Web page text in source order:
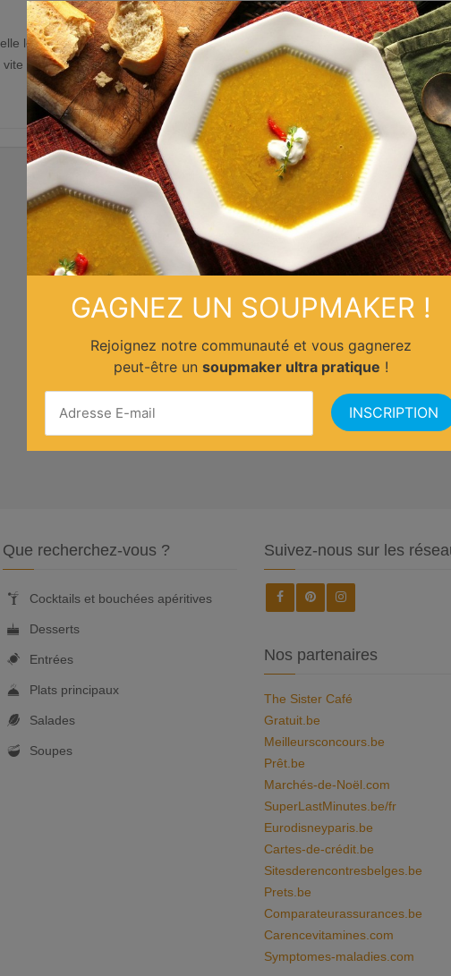
le
Que recherchez-vous ?
Cocktails et bouchées apéritives
Desserts
Entrées
Plats principaux
Salades
Soupes
Suivez-nous sur les
Nos partenaires
The Sister Café
Gratuit.be
Meilleursconcours.be
Prêt.be
Marchés-de-Noël.com
SuperLastMinutes.be/fr
Eurodisneyparis.be
Cartes-de-crédit.be
Sitesderencontresbelges.be
Prets.be
Comparateurassurances.be
Carencevitamines.com
Symptomes-maladies.com
GAGNEZ UN SOUPMAKER !
Rejoignez notre communauté et vous gagnerez
peut-être un soupmaker ultra pratique !